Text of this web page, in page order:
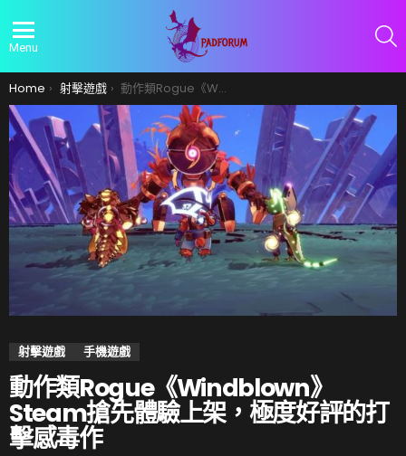
Menu
You are here:
Home 射擊遊戲 動作類Rogue《Windblown》Steam搶先體驗上架，極度好評的打擊感毒作
射擊遊戲 手機遊戲
動作類Rogue《Windblown》
Steam搶先體驗上架，極度好評的打
擊感毒作